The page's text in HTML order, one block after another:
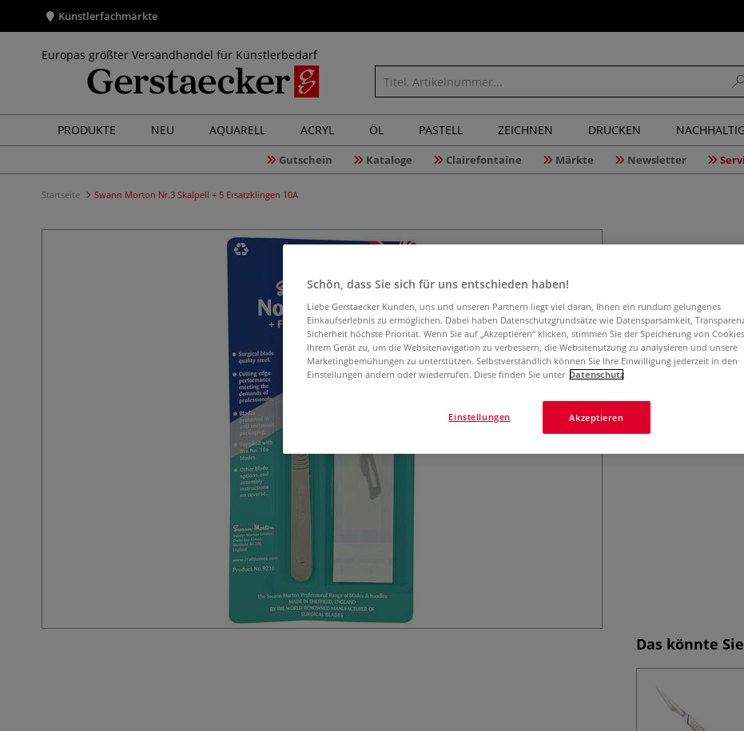
Künstlerfachmärkte
Europas größter Versandhandel für Künstlerbedarf
PRODUKTE NEU AQUARELL ACRYL ÖL PASTELL ZEICHNEN DRUCKEN
Gutschein Kataloge Clairefontaine Märkte Newsletter
Startseite Swann Morton Nr.3 Skalpell + 5 Ersatzklingen 10A
Swann
Das Swann Morton
einsetzbares
Ersatzklingen 10A.
Das könnte
Schön, dass Sie sich für uns entschieden haben!
Liebe Gerstaecker Kunden, uns und unseren Partnern liegt viel daran, Ihnen ein rundum gelungenes
Einkaufserlebnis zu ermöglichen. Dabei haben Datenschutzgrundsätze wie Datensparsamkeit,
Sicherheit höchste Priorität. Wenn Sie auf „Akzeptieren“ klicken, stimmen Sie der Speicherung von
Ihrem Gerät zu, um die Websitenavigation zu verbessern, die Websitenutzung zu analysieren und unsere
Marketingbemühungen zu unterstützen. Selbstverständlich können Sie Ihre Einwilligung jederzeit in den
Einstellungen ändern oder wiederrufen. Diese finden Sie unter Datenschutz
Akzeptieren
Einstellungen